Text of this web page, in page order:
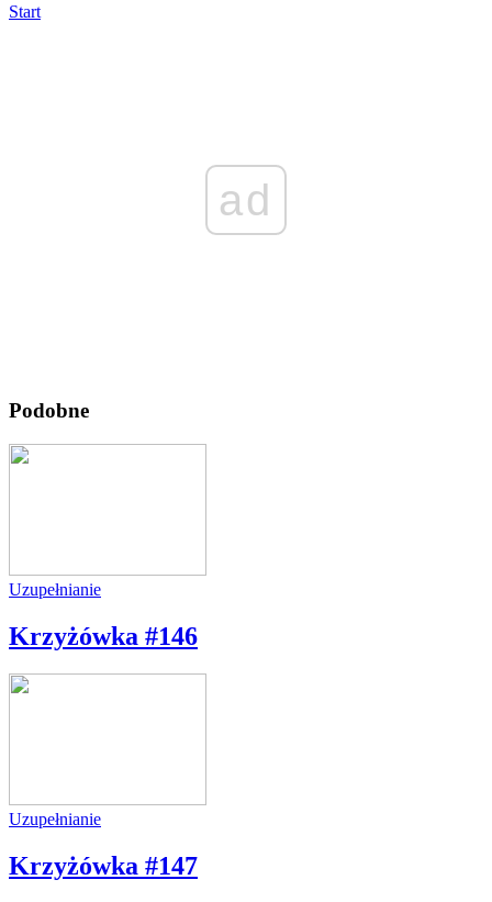
Start
ad
Podobne
Uzupełnianie
Krzyżówka #146
Uzupełnianie
Krzyżówka #147